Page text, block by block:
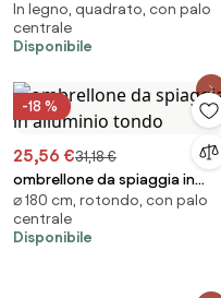
telescopico con palo centrale
In legno, quadrato, con palo
centrale
Disponibile
-18 %
25,56 €31,18 €
ombrellone da spiaggia in
alluminio tondo
⌀ 180 cm, rotondo, con palo
centrale
Disponibile